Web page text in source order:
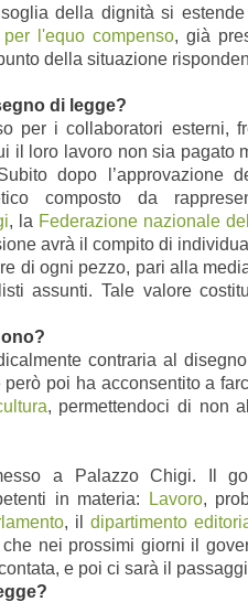
della dignità si
l'equo compenso, già
della situazione
di legge?
per i collaboratori esterni,
il loro lavoro non sia pagato
dopo l’approvazione
composto da
, la Federazione nazionale
avrà il compito di
di ogni pezzo, pari alla
assunti. Tale valore
contraria al
però poi ha acconsentito a
, permettendoci di non
a Palazzo Chigi. Il
in materia:
Lavoro,
, ildipartimento
nei prossimi giorni il
e poi ci sarà il